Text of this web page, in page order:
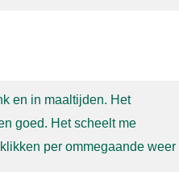
en in maaltijden. Het
goed. Het scheelt me
per ommegaande weer